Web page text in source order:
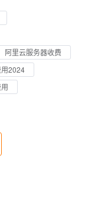
阿里云服务器收费
2024